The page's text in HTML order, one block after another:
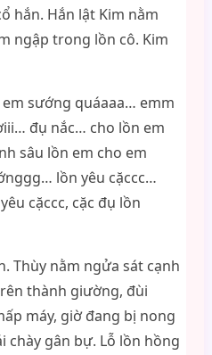
hắn. Hắn lật Kim nằm
ngập trong lồn cô. Kim
em sướng quáaaa… emm
đụ nắc… cho lồn em
sâu lồn em cho em
lồn yêu cặccc…
cặccc, cặc đụ lồn
Thùy nằm ngửa sát cạnh
thành giường, đùi
máy, giờ đang bị nong
chày gân bự. Lỗ lồn hồng